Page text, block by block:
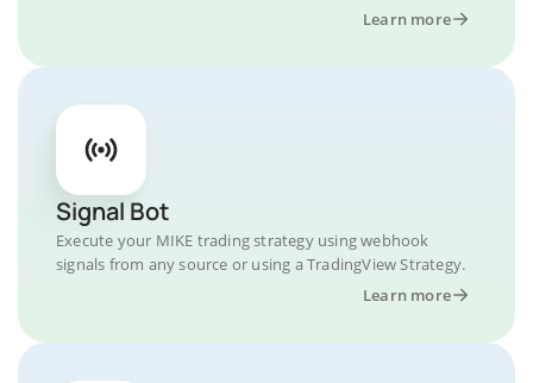
Learn more
Signal Bot
Execute your MIKE trading strategy using webhook
signals from any source or using a TradingView Strategy.
Learn more